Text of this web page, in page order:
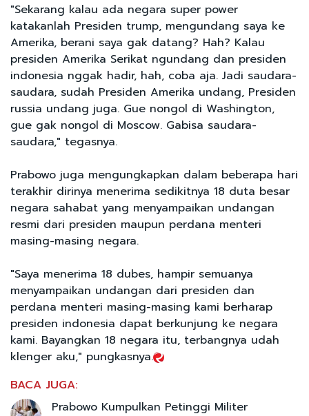
"Sekarang kalau ada negara super power
katakanlah Presiden trump, mengundang saya ke
Amerika, berani saya gak datang? Hah? Kalau
presiden Amerika Serikat ngundang dan presiden
indonesia nggak hadir, hah, coba aja. Jadi saudara-
saudara, sudah Presiden Amerika undang, Presiden
russia undang juga. Gue nongol di Washington,
gue gak nongol di Moscow. Gabisa saudara-
saudara," tegasnya.
Prabowo juga mengungkapkan dalam beberapa hari
terakhir dirinya menerima sedikitnya 18 duta besar
negara sahabat yang menyampaikan undangan
resmi dari presiden maupun perdana menteri
masing-masing negara.
"Saya menerima 18 dubes, hampir semuanya
menyampaikan undangan dari presiden dan
perdana menteri masing-masing kami berharap
presiden indonesia dapat berkunjung ke negara
kami. Bayangkan 18 negara itu, terbangnya udah
klenger aku," pungkasnya.
BACA JUGA:
Prabowo Kumpulkan Petinggi Militer